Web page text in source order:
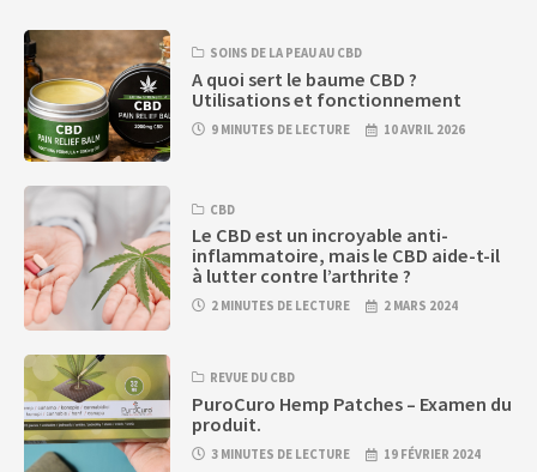
SOINS DE LA PEAU AU CBD
A quoi sert le baume CBD ?
Utilisations et fonctionnement
9 MINUTES DE LECTURE 10 AVRIL 2026
CBD
Le CBD est un incroyable anti-
inflammatoire, mais le CBD aide-t-il
à lutter contre l’arthrite ?
2 MINUTES DE LECTURE 2 MARS 2024
REVUE DU CBD
PuroCuro Hemp Patches – Examen du
produit.
3 MINUTES DE LECTURE 19 FÉVRIER 2024